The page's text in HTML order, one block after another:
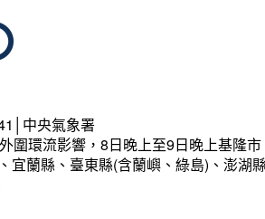
中央氣象署
圍環流影響，8日晚上至9日晚上基隆
宜蘭縣、臺東縣(含蘭嶼、綠島)、澎湖